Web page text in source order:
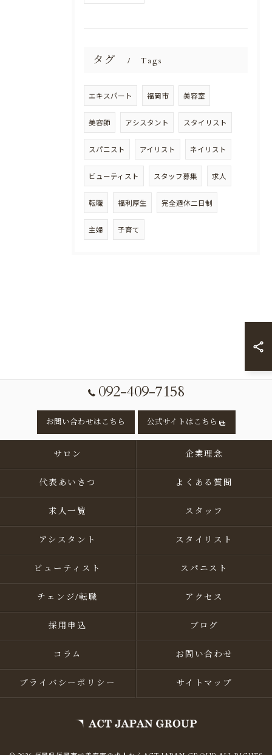
タグ Tags
エキスパート 福岡市 美容室
美容師 アシスタント スタイリスト
スパニスト アイリスト ネイリスト
ビューティスト スタッフ募集 求人
転職 福利厚生 完全週休二日制
主婦 子育て
092-409-7158
お問い合わせはこちら 公式サイトはこちら
サロン 企業理念
代表あいさつ よくある質問
求人一覧 スタッフ
アシスタント スタイリスト
ビューティスト スパニスト
チェンジ/転職 アクセス
採用申込 ブログ
コラム お問い合わせ
プライバシーポリシー サイトマップ